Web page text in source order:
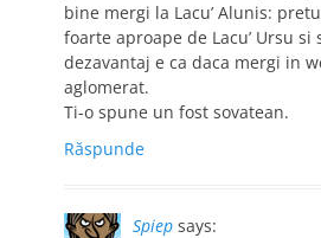
bine mergi la Lacu’ Alunis:
foarte aproape de Lacu’ Ursu si
dezavantaj e ca daca mergi in
aglomerat.
Ti-o spune un fost sovatean.
Răspunde
Spiep says: